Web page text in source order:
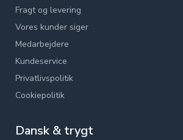
Fragt og levering
Vores kunder siger
Medarbejdere
Kundeservice
Privatlivspolitik
Cookiepolitik
Dansk & trygt